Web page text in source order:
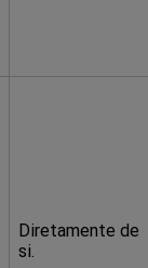
Diretamente de
si.